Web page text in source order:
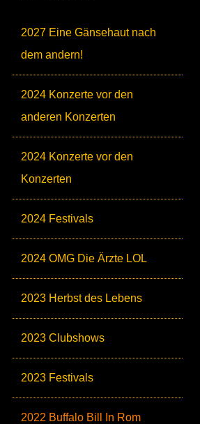
2027 Eine Gänsehaut nach
dem andern!
2024 Konzerte vor den
anderen Konzerten
2024 Konzerte vor den
Konzerten
2024 Festivals
2024 OMG Die Ärzte LOL
2023 Herbst des Lebens
2023 Clubshows
2023 Festivals
2022 Buffalo Bill In Rom